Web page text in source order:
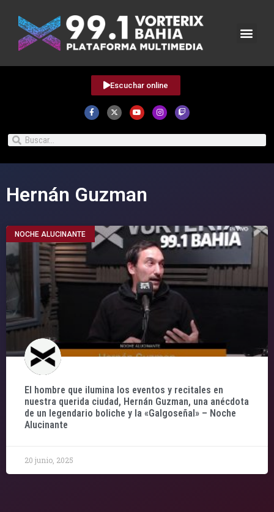
Escuchar online
Hernán Guzman
NOCHE ALUCINANTE
El hombre que ilumina los eventos y recitales en
nuestra querida ciudad, Hernán Guzman, una anécdota
de un legendario boliche y la «Galgoseñal» – Noche
Alucinante
20 junio, 2025